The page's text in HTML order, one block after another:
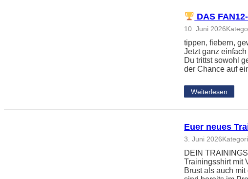
DAS
10. Juni 2026
tippen, fiebern,
Jetzt ganz
Du trittst sowohl
der Chance auf
Weiterlesen
Euer neues
3. Juni 2026
DEIN
Trainingsshirt mit
Brust als auch